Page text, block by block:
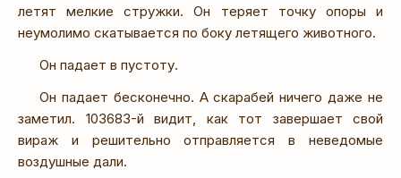
летят мелкие стружки. Он теряет точку опоры и
неумолимо скатывается по боку летящего животного.
Он падает в пустоту.
Он падает бесконечно. А скарабей ничего даже не
заметил. 103683-й видит, как тот завершает свой
вираж и решительно отправляется в неведомые
воздушные дали.